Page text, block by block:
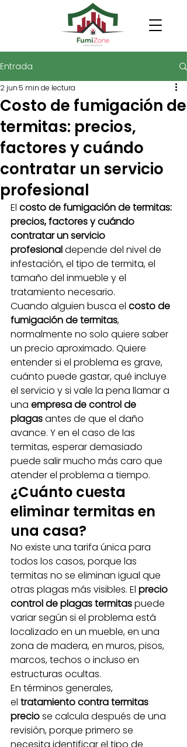
Entrada
Costo de fumigación de
termitas: precios,
factores y cuándo
contratar un servicio
profesional
2 jun 5 min de lectura
El costo de fumigación de termitas:
precios, factores y cuándo
contratar un servicio
profesional depende del nivel de
infestación, el tipo de termita, el
tamaño del inmueble y el
tratamiento necesario.
Cuando alguien busca el costo de
fumigación de termitas,
normalmente no solo quiere saber
un precio aproximado. Quiere
entender si el problema es grave,
cuánto puede gastar, qué incluye
el servicio y si vale la pena llamar a
una empresa de control de
plagas antes de que el daño
avance. Y en el caso de las
termitas, esperar demasiado
puede salir mucho más caro que
atender el problema a tiempo.
¿Cuánto cuesta
eliminar termitas en
una casa?
No existe una tarifa única para
todos los casos, porque las
termitas no se eliminan igual que
otras plagas más visibles. El precio
control de plagas termitas puede
variar según si el problema está
localizado en un mueble, en una
zona de madera, en muros, pisos,
marcos, techos o incluso en
estructuras ocultas.
En términos generales,
el tratamiento contra termitas
precio se calcula después de una
revisión, porque primero se